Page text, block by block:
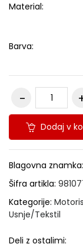
Material:
Barva:
Dodaj v
Blagovna znamka:
Šifra artikla:
Kategorije:
Usnje/Tekstil
Deli z ostalimi: